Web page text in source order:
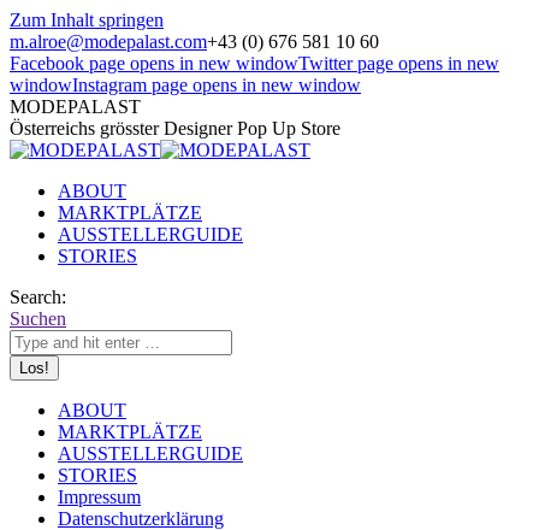
Zum Inhalt springen
m.alroe@modepalast.com+43 (0) 676 581 10 60
Facebook page opens in new windowTwitter page opens in new
windowInstagram page opens in new window
MODEPALAST
Österreichs grösster Designer Pop Up Store
ABOUT
MARKTPLÄTZE
AUSSTELLERGUIDE
STORIES
Search:
Suchen
ABOUT
MARKTPLÄTZE
AUSSTELLERGUIDE
STORIES
Impressum
Datenschutzerklärung